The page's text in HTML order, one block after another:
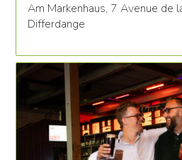
Am Markenhaus, 7 Avenue de
Differdange